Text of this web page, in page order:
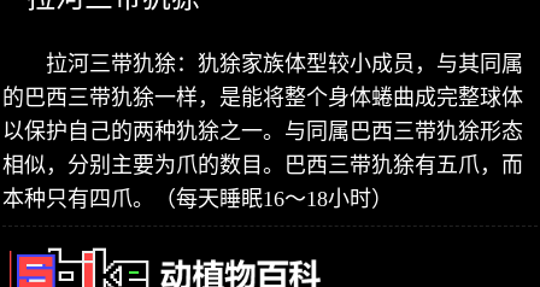
拉河三带犰狳：犰狳家族体型较小成员，与其同属
的巴西三带犰狳一样，是能将整个身体蜷曲成完整球体
以保护自己的两种犰狳之一。与同属巴西三带犰狳形态
相似，分别主要为爪的数目。巴西三带犰狳有五爪，而
本种只有四爪。（每天睡眠16～18小时）